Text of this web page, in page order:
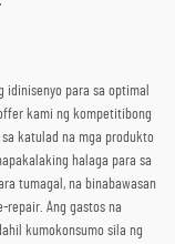
para sa optimal
kami ng kompetitibong
katulad na mga produkto
halaga para sa
tumagal, na binabawasan
repair. Ang gastos na
kumokonsumo sila ng